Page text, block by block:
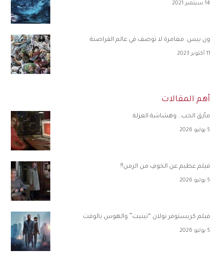
14 سبتمبر 2021
ون بيس: مغامرة لا توصف في عالم القراصنة
11 أكتوبر 2023
أهم المقالات
مأزق الحب.. وهشاشة العزلة
5 يوليو 2026
فيلم عظيم عن الخوفِ من الزمن!!
5 يوليو 2026
فيلم كريستوفر نولان “تينيت” والهوس بالوقت
5 يوليو 2026